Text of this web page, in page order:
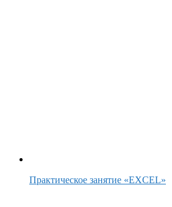
Практическое занятие «EXCEL»